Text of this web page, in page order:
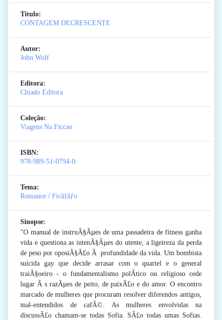
Titulo:
CONTAGEM DECRESCENTE
Autor:
John Wolf
Editora:
Chiado Editora
Coleção:
Viagens Na Ficcao
ISBN:
978-989-51-0794-0
Tema:
Romance / Ficã‡ãƒo
Sinopse:
"O manual de instruÃ§Ãµes de uma passadeira de fitness ganha
vida e questiona as intenÃ§Ãµes do utente, a ligeireza da perda
de peso por oposiÃ§Ã£o Ã profundidade da vida. Um bombista
suicida gay que decide arrasar com o quartel e o general
traiÃ§oeiro - o fundamentalismo polÃ­tico ou religioso cede
lugar Ã s razÃµes de peito, de paixÃ£o e do amor. O encontro
marcado de mulheres que procuram resolver diferendos antigos,
mal-entendidos de cafÃ©. As mulheres envolvidas na
discussÃ£o chamam-se todas Sofia. SÃ£o todas umas Sofias.